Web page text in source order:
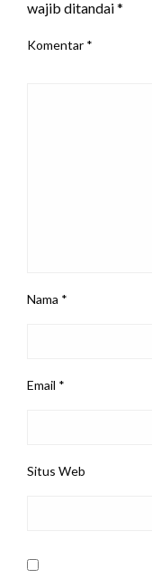
wajib ditandai*
Komentar *
Nama *
Email *
Situs Web